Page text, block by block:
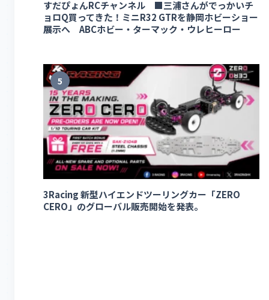
すだぴょんRCチャンネル ■三浦さんがでっかいチ
ョロQ買ってきた！ミニR32 GTRを静岡ホビーショー
展示へ ABCホビー・ターマック・ウレヒーロー
5
3Racing 新型ハイエンドツーリングカー「ZERO
CERO」のグローバル販売開始を発表。